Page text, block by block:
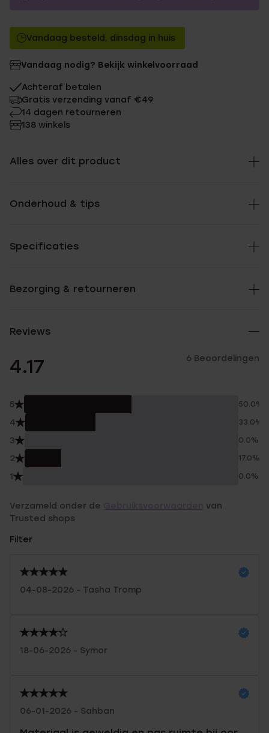
Zonder memberkorting
Met memberkorting
Vandaag besteld, dinsdag in huis
Vandaag nodig? Bekijk winkelvoorraad
Achteraf betalen
Gratis verzending vanaf €49
14 dagen retourneren
138 winkels
Alles over dit product
Onderhoud & tips
Specificaties
Bezorging & retourneren
Reviews
4.17 6 Beoordelingen
5 50.0%
4 33.0%
3 0.0%
2 17.0%
1 0.0%
Verzameld onder de
van
Trusted shops
Filter
04-08-2026 - Tasha Tromp
18-06-2026 - Symor
06-01-2026 - Sahban